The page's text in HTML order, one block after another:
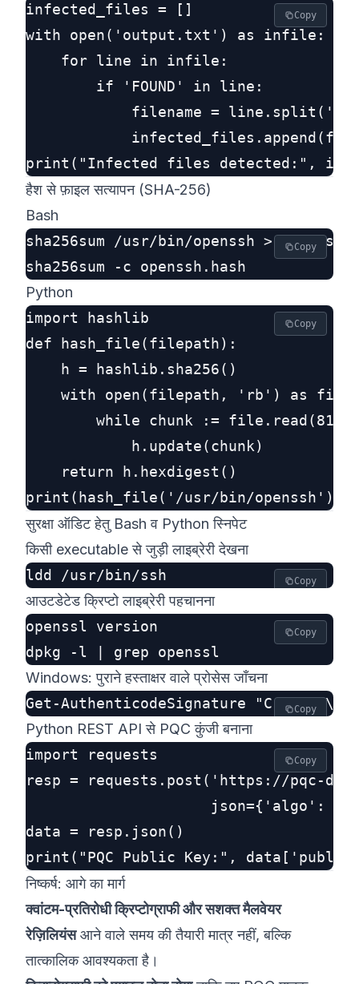
infected_files = []
with open('output.txt') as infile:
    for line in infile:
        if 'FOUND' in line:
filename =
Copy
हैश से फ़ाइल सत्यापन (SHA-256)
Bash
sha256sum /usr/bin/openssh >
Copy
Python
import hashlib
def hash_file(filepath):
    h = hashlib.sha256()
with open(filepath, 'rb') as
while chunk :=
            h.update(chunk)
    return h.hexdigest()
Copy
सुरक्षा ऑडिट हेतु Bash व Python स्निपेट
किसी executable से जुड़ी लाइब्रेरी देखना
Copy
आउटडेटेड क्रिप्टो लाइब्रेरी पहचानना
openssl version
Copy
Windows: पुराने हस्ताक्षर वाले प्रोसेस जाँचना
Copy
Python REST API से PQC कुंजी बनाना
import requests
resp = requests.post('https://pqc-
json={'algo':
data = resp.json()
Copy
निष्कर्ष: आगे का मार्ग
क्वांटम-प्रतिरोधी क्रिप्टोग्राफी और सशक्त मैलवेयर
रेज़िलियंसआने वाले समय की तैयारी मात्र नहीं, बल्कि
तात्कालिक आवश्यकता है।